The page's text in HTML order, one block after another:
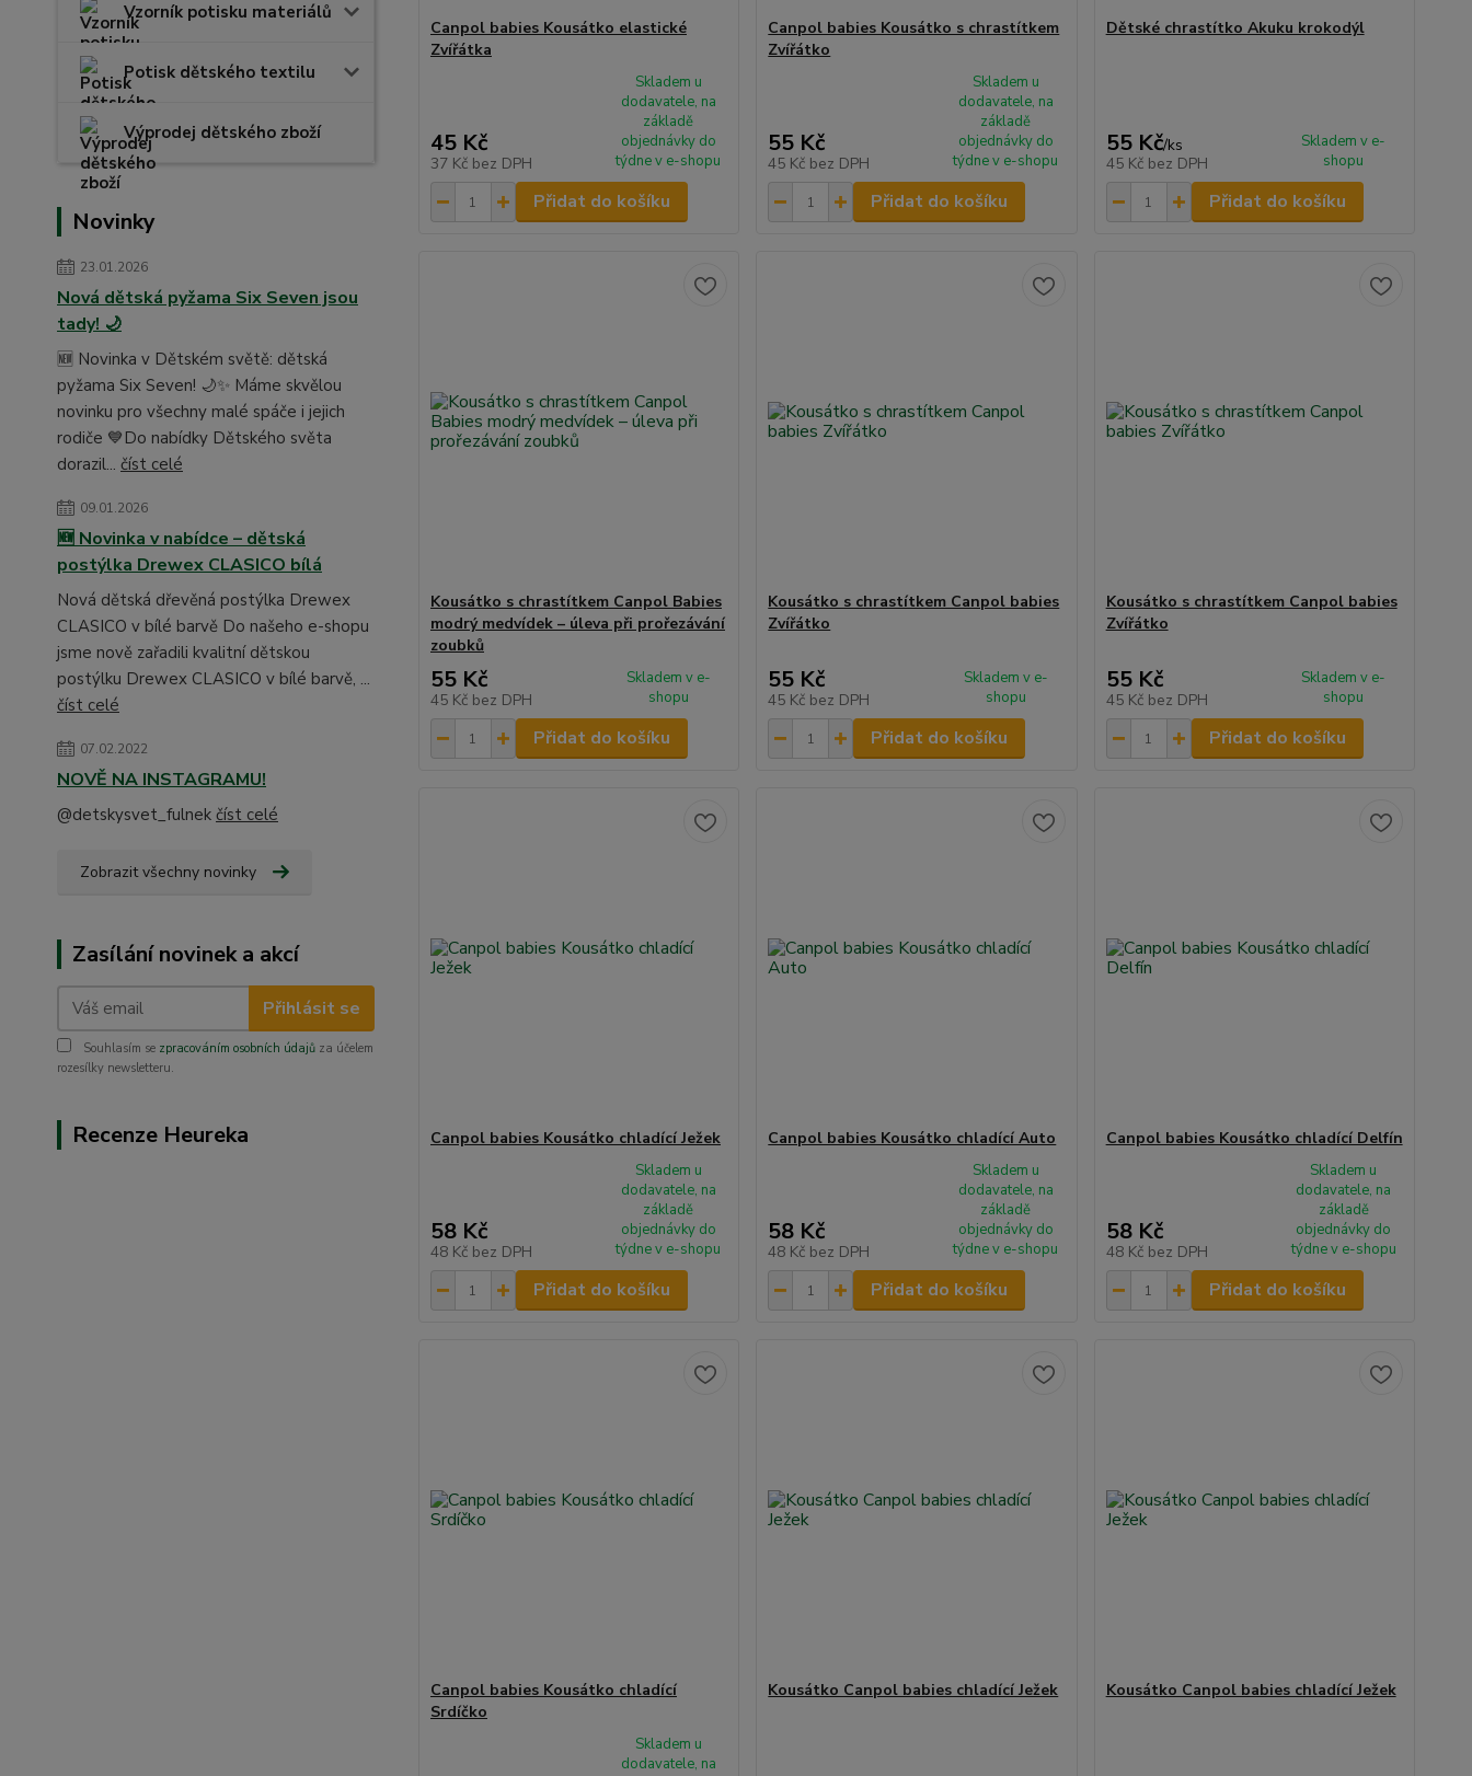
Vzorník potisku materiálů
Potisk dětského textilu
Výprodej dětského zboží
Novinky
23.01.2026
Nová dětská pyžama Six Seven jsou
tady! 🌙
🆕 Novinka v Dětském světě: dětská
pyžama Six Seven! 🌙✨ Máme skvělou
novinku pro všechny malé spáče i jejich
rodiče 💙Do nabídky Dětského světa
dorazil... číst celé
09.01.2026
🆕 Novinka v nabídce – dětská
postýlka Drewex CLASICO bílá
Nová dětská dřevěná postýlka Drewex
CLASICO v bílé barvě Do našeho e-shopu
jsme nově zařadili kvalitní dětskou
postýlku Drewex CLASICO v bílé barvě, ...
číst celé
07.02.2022
NOVĚ NA INSTAGRAMU!
@detskysvet_fulnek číst celé
Zobrazit všechny novinky
Zasílání novinek a akcí
Přihlásit se
Souhlasím se zpracováním osobních údajů za účelem
rozesílky newsletteru.
Recenze Heureka
Canpol babies Kousátko elastické
Zvířátka
45 Kč
37 Kč bez DPH
Skladem u
dodavatele, na
základě
objednávky do
týdne v e-shopu
Přidat do košíku
Canpol babies Kousátko s chrastítkem
Zvířátko
55 Kč
45 Kč bez DPH
Skladem u
dodavatele, na
základě
objednávky do
týdne v e-shopu
Přidat do košíku
Dětské chrastítko Akuku krokodýl
55 Kč/ks
45 Kč bez DPH
Skladem v e-
shopu
Přidat do košíku
Kousátko s chrastítkem Canpol Babies
modrý medvídek – úleva při prořezávání
zoubků
55 Kč
45 Kč bez DPH
Skladem v e-
shopu
Přidat do košíku
Kousátko s chrastítkem Canpol babies
Zvířátko
55 Kč
45 Kč bez DPH
Skladem v e-
shopu
Přidat do košíku
Kousátko s chrastítkem Canpol babies
Zvířátko
55 Kč
45 Kč bez DPH
Skladem v e-
shopu
Přidat do košíku
Canpol babies Kousátko chladící Ježek
58 Kč
48 Kč bez DPH
Skladem u
dodavatele, na
základě
objednávky do
týdne v e-shopu
Přidat do košíku
Canpol babies Kousátko chladící Auto
58 Kč
48 Kč bez DPH
Skladem u
dodavatele, na
základě
objednávky do
týdne v e-shopu
Přidat do košíku
Canpol babies Kousátko chladící Delfín
58 Kč
48 Kč bez DPH
Skladem u
dodavatele, na
základě
objednávky do
týdne v e-shopu
Přidat do košíku
Canpol babies Kousátko chladící
Srdíčko
Skladem u
dodavatele, na
Kousátko Canpol babies chladící Ježek Kousátko Canpol babies chladící Ježek